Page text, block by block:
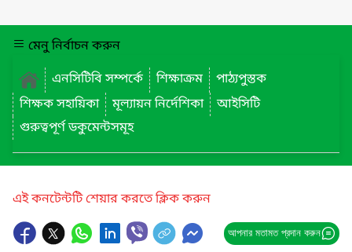
মেনু নির্বাচন করুন
এনসিটিবি সম্পর্কে
শিক্ষাক্রম
পাঠ্যপুস্তক
শিক্ষক সহায়িকা
মূল্যায়ন নির্দেশিকা
আইসিটি
গুরুত্বপূর্ণ ডকুমেন্টসমূহ
এই কনটেন্টটি শেয়ার করতে ক্লিক করুন
আপনার মতামত প্রদান করুন